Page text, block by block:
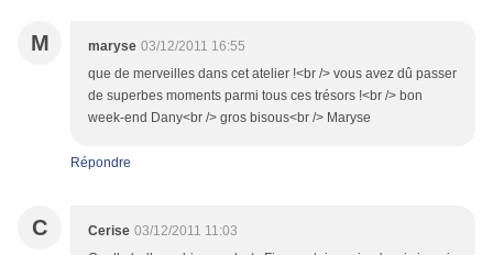
M maryse 03/12/2011 16:55
que de merveilles dans cet atelier !<br /> vous avez dû passer
de superbes moments parmi tous ces trésors !<br /> bon
week-end Dany<br /> gros bisous<br /> Maryse
Répondre
C Cerise 03/12/2011 11:03